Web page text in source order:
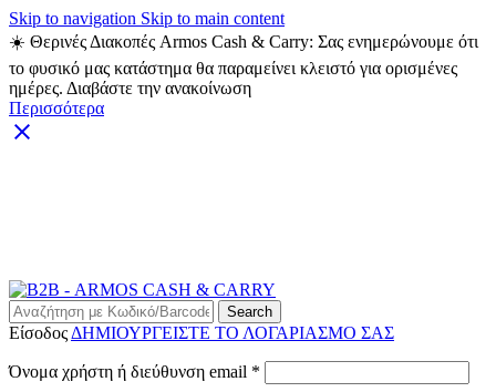
Skip to navigation Skip to main content
☀️ Θερινές Διακοπές Armos Cash & Carry: Σας ενημερώνουμε ότι
το φυσικό μας κατάστημα θα παραμείνει κλειστό για ορισμένες
ημέρες. Διαβάστε την ανακοίνωση
Περισσότερα
Search
Είσοδος ΔΗΜΙΟΥΡΓΕΙΣΤΕ ΤΟ ΛΟΓΑΡΙΑΣΜΟ ΣΑΣ
Όνομα χρήστη ή διεύθυνση email *